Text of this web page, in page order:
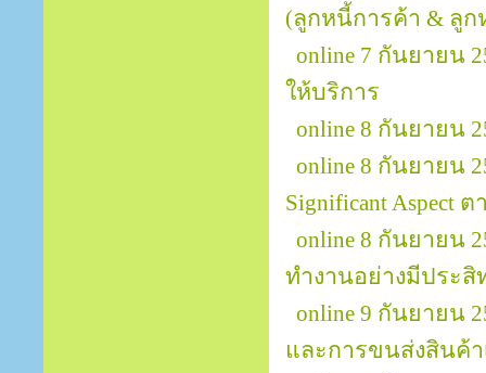
(ลูกหนี้การค้า & ลูก
online 7 กันยายน
ให้บริการ
online 8 กันยายน
online 8 กันยายน
Significant Aspect
online 8 กันยายน
ทำงานอย่างมีประสิ
online 9 กันยายน
และการขนส่งสินค้